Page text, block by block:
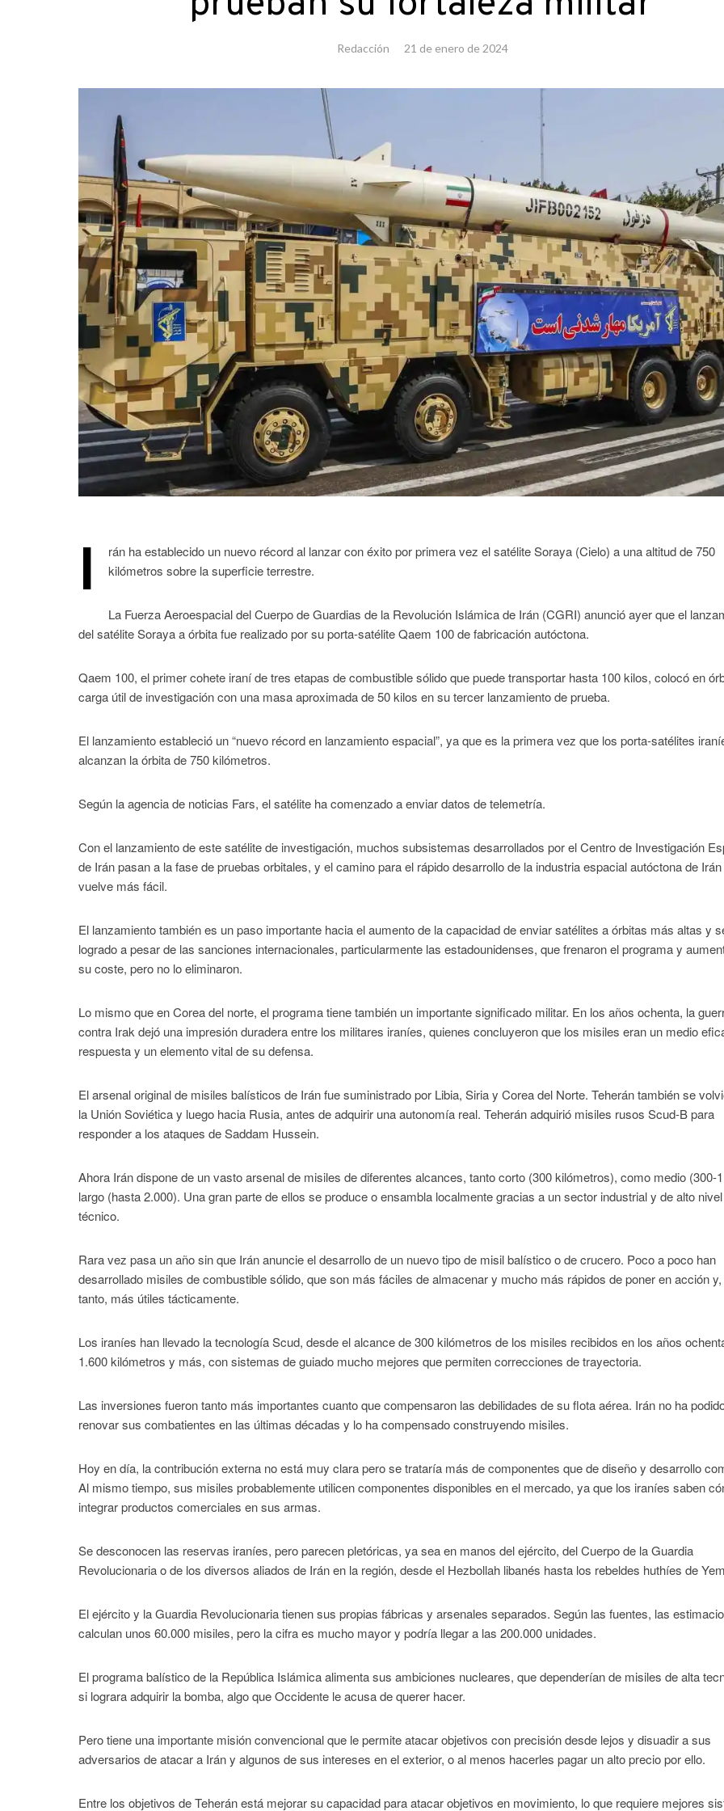
Redacción 21 de enero de 2024
I
rán ha establecido un nuevo récord al lanzar con éxito por primera vez el satélite Soraya (Cielo) a una altitud de 750
kilómetros sobre la superficie terrestre.
La Fuerza Aeroespacial del Cuerpo de Guardias de la Revolución Islámica de Irán (CGRI) anunció ayer que el
del satélite Soraya a órbita fue realizado por su porta-satélite Qaem 100 de fabricación autóctona.
Qaem 100, el primer cohete iraní de tres etapas de combustible sólido que puede transportar hasta 100 kilos, colocó en
carga útil de investigación con una masa aproximada de 50 kilos en su tercer lanzamiento de prueba.
El lanzamiento estableció un “nuevo récord en lanzamiento espacial”, ya que es la primera vez que los porta-satélites
alcanzan la órbita de 750 kilómetros.
Según la agencia de noticias Fars, el satélite ha comenzado a enviar datos de telemetría.
Con el lanzamiento de este satélite de investigación, muchos subsistemas desarrollados por el Centro de Investigación
de Irán pasan a la fase de pruebas orbitales, y el camino para el rápido desarrollo de la industria espacial autóctona de
vuelve más fácil.
El lanzamiento también es un paso importante hacia el aumento de la capacidad de enviar satélites a órbitas más altas y
logrado a pesar de las sanciones internacionales, particularmente las estadounidenses, que frenaron el programa y
su coste, pero no lo eliminaron.
Lo mismo que en Corea del norte, el programa tiene también un importante significado militar. En los años ochenta, la
contra Irak dejó una impresión duradera entre los militares iraníes, quienes concluyeron que los misiles eran un medio
respuesta y un elemento vital de su defensa.
El arsenal original de misiles balísticos de Irán fue suministrado por Libia, Siria y Corea del Norte. Teherán también se
la Unión Soviética y luego hacia Rusia, antes de adquirir una autonomía real. Teherán adquirió misiles rusos Scud-B para
responder a los ataques de Saddam Hussein.
Ahora Irán dispone de un vasto arsenal de misiles de diferentes alcances, tanto corto (300 kilómetros), como medio (300-
largo (hasta 2.000). Una gran parte de ellos se produce o ensambla localmente gracias a un sector industrial y de alto nivel
técnico.
Rara vez pasa un año sin que Irán anuncie el desarrollo de un nuevo tipo de misil balístico o de crucero. Poco a poco han
desarrollado misiles de combustible sólido, que son más fáciles de almacenar y mucho más rápidos de poner en acción
tanto, más útiles tácticamente.
Los iraníes han llevado la tecnología Scud, desde el alcance de 300 kilómetros de los misiles recibidos en los años
1.600 kilómetros y más, con sistemas de guiado mucho mejores que permiten correcciones de trayectoria.
Las inversiones fueron tanto más importantes cuanto que compensaron las debilidades de su flota aérea. Irán no ha
renovar sus combatientes en las últimas décadas y lo ha compensado construyendo misiles.
Hoy en día, la contribución externa no está muy clara pero se trataría más de componentes que de diseño y desarrollo
Al mismo tiempo, sus misiles probablemente utilicen componentes disponibles en el mercado, ya que los iraníes saben
integrar productos comerciales en sus armas.
Se desconocen las reservas iraníes, pero parecen pletóricas, ya sea en manos del ejército, del Cuerpo de la Guardia
Revolucionaria o de los diversos aliados de Irán en la región, desde el Hezbollah libanés hasta los rebeldes huthíes de
El ejército y la Guardia Revolucionaria tienen sus propias fábricas y arsenales separados. Según las fuentes, las
calculan unos 60.000 misiles, pero la cifra es mucho mayor y podría llegar a las 200.000 unidades.
El programa balístico de la República Islámica alimenta sus ambiciones nucleares, que dependerían de misiles de alta
si lograra adquirir la bomba, algo que Occidente le acusa de querer hacer.
Pero tiene una importante misión convencional que le permite atacar objetivos con precisión desde lejos y disuadir a sus
adversarios de atacar a Irán y algunos de sus intereses en el exterior, o al menos hacerles pagar un alto precio por ello.
Entre los objetivos de Teherán está mejorar su capacidad para atacar objetivos en movimiento, lo que requiere mejores